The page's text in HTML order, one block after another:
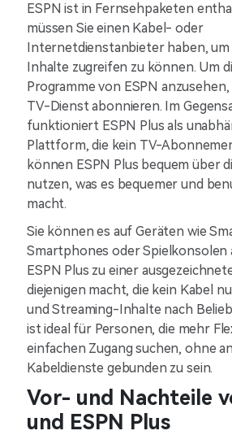
ESPN ist in Fernsehpaketen
müssen Sie einen Kabel- oder
Internetdienstanbieter haben, um
Inhalte zugreifen zu können. Um
Programme von ESPN
TV-Dienst abonnieren. Im
funktioniert ESPN Plus als
Plattform, die kein TV-
können ESPN Plus bequem über
nutzen, was es bequemer und
macht.
Sie können es auf Geräten wie
Smartphones oder Spielkonsolen
ESPN Plus zu einer
diejenigen macht, die kein Kabel
und Streaming-Inhalte nach
ist ideal für Personen, die mehr
einfachen Zugang suchen, ohne
Kabeldienste gebunden zu sein.
Vor- und Nachteile
und ESPN Plus